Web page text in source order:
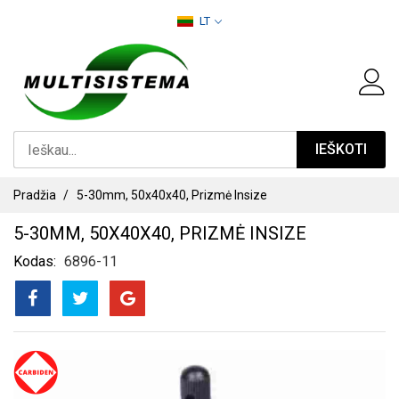
LT
IEŠKOTI
Pradžia 5-30mm, 50x40x40, Prizmė Insize
5-30MM, 50X40X40, PRIZMĖ INSIZE
Kodas 6896-11
PEREITI
Į